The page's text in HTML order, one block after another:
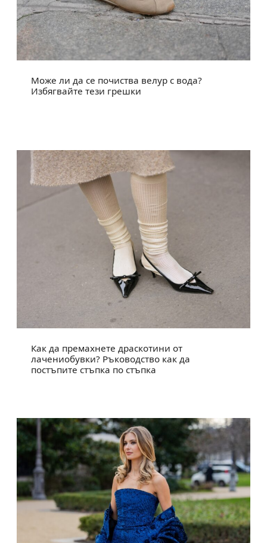
Може ли да се почиства велур с вода?
Избягвайте тези грешки
Как да премахнете драскотини от
лачениобувки? Ръководство как да
постъпите стъпка по стъпка